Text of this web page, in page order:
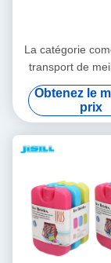
La catégorie
transport de
prix de glace
sports
pomme HDPE
vaccinique
colorized des
Obtenez le
prix